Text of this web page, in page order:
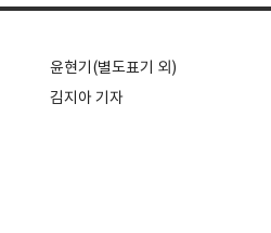
윤현기(별도표기 외)
김지아 기자